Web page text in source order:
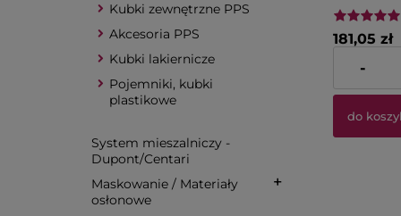
Kubki zewnętrzne PPS
Akcesoria PPS
Kubki lakiernicze
Pojemniki, kubki
plastikowe
System mieszalniczy -
Dupont/Centari
Maskowanie / Materiały
osłonowe
– zestaw
181,05 zł
Cena netto:
-
do